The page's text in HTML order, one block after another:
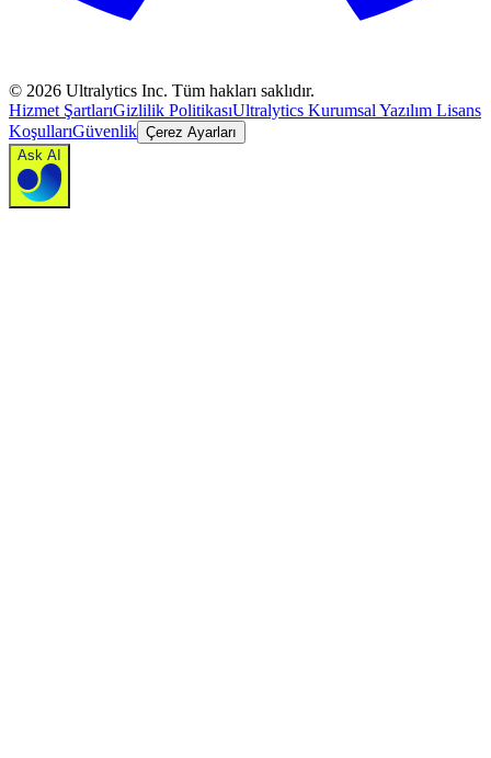
© 2026 Ultralytics Inc. Tüm hakları saklıdır.
Hizmet ŞartlarıGizlilik PolitikasıUltralytics Kurumsal Yazılım Lisans
KoşullarıGüvenlik Çerez Ayarları
Ask AI